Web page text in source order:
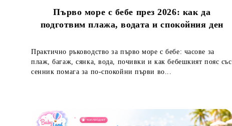
Първо море с бебе през 2026: как да
подготвим плажа, водата и спокойния ден
Практично ръководство за първо море с бебе: часове за
плаж, багаж, сянка, вода, почивки и как бебешкият пояс със
сенник помага за по-спокойни първи во...